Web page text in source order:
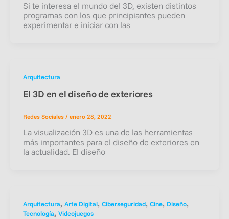
Si te interesa el mundo del 3D, existen distintos
programas con los que principiantes pueden
experimentar e iniciar con las
Arquitectura
El 3D en el diseño de exteriores
Redes Sociales / enero 28, 2022
La visualización 3D es una de las herramientas
más importantes para el diseño de exteriores en
la actualidad. El diseño
Arquitectura, Arte Digital, Ciberseguridad, Cine, Diseño,
Tecnología, Videojuegos